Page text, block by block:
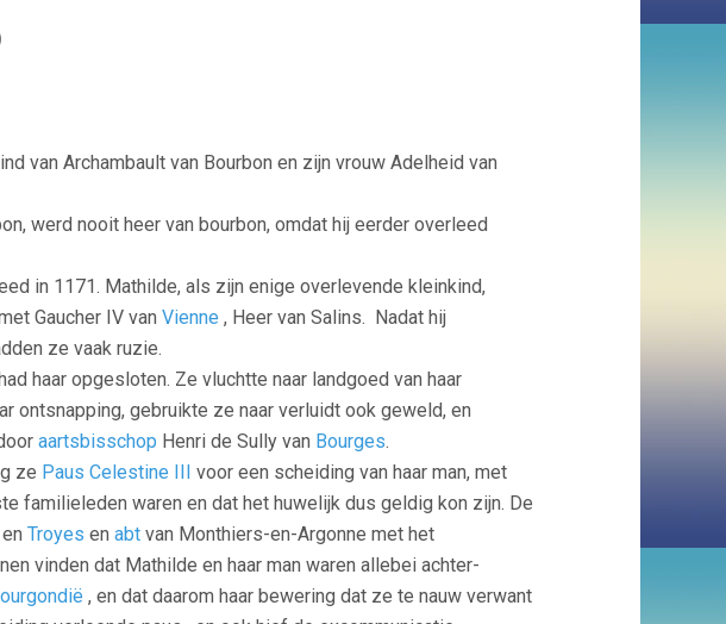
van Archambault van Bourbon en zijn vrouw Adelheid van
werd nooit heer van bourbon, omdat hij eerder overleed
in 1171. Mathilde, als zijn enige overlevende kleinkind,
Gaucher IV van Vienne , Heer van Salins. Nadat hij
ze vaak ruzie.
haar opgesloten. Ze vluchtte naar landgoed van haar
ontsnapping, gebruikte ze naar verluidt ook geweld, en
aartsbisschop Henri de Sully van Bourges.
ze Paus Celestine III voor een scheiding van haar man, met
familieleden waren en dat het huwelijk dus geldig kon zijn. De
en Troyes en abt van Monthiers-en-Argonne met het
vinden dat Mathilde en haar man waren allebei achter-
, en dat daarom haar bewering dat ze te nauw verwant